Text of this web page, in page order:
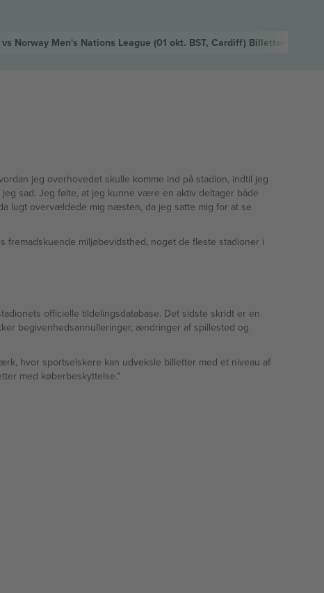
Norway Men's Nations League (01 okt. BST, Cardiff) Billetter
jeg overhovedet skulle komme ind på stadion, indtil jeg
sad. Jeg følte, at jeg kunne være en aktiv deltager både
lugt overvældede mig næsten, da jeg satte mig for at se
miljøbevidsthed, noget de fleste stadioner i
officielle tildelingsdatabase. Det sidste skridt er en
begivenhedsannulleringer, ændringer af spillested og
hvor sportselskere kan udveksle billetter med et niveau af
med køberbeskyttelse."